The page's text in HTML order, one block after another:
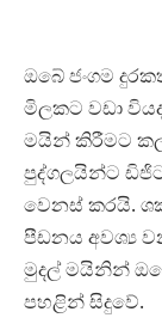
ඔබේ ජංගම
මිලකට වඩා
මයින් කිරීමට
පුද්ගලයින්ට
වෙනස් කරයි.
පීඩනය අවශ්‍ය
මුදල් මයිනින්
පහළින් සිදුවේ.